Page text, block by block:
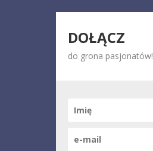
DOŁĄCZ
do grona pasjonatów!